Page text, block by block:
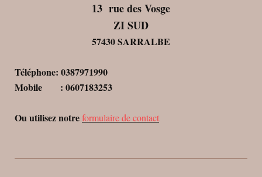
13 rue des Vosge
ZI SUD
57430 SARRALBE
Téléphone: 0387971990
Mobile : 0607183253
Ou utilisez notreformulaire de contact